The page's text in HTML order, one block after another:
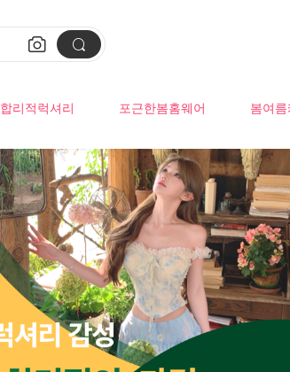
 
합리적럭셔리 포근한봄홈웨어 봄여름